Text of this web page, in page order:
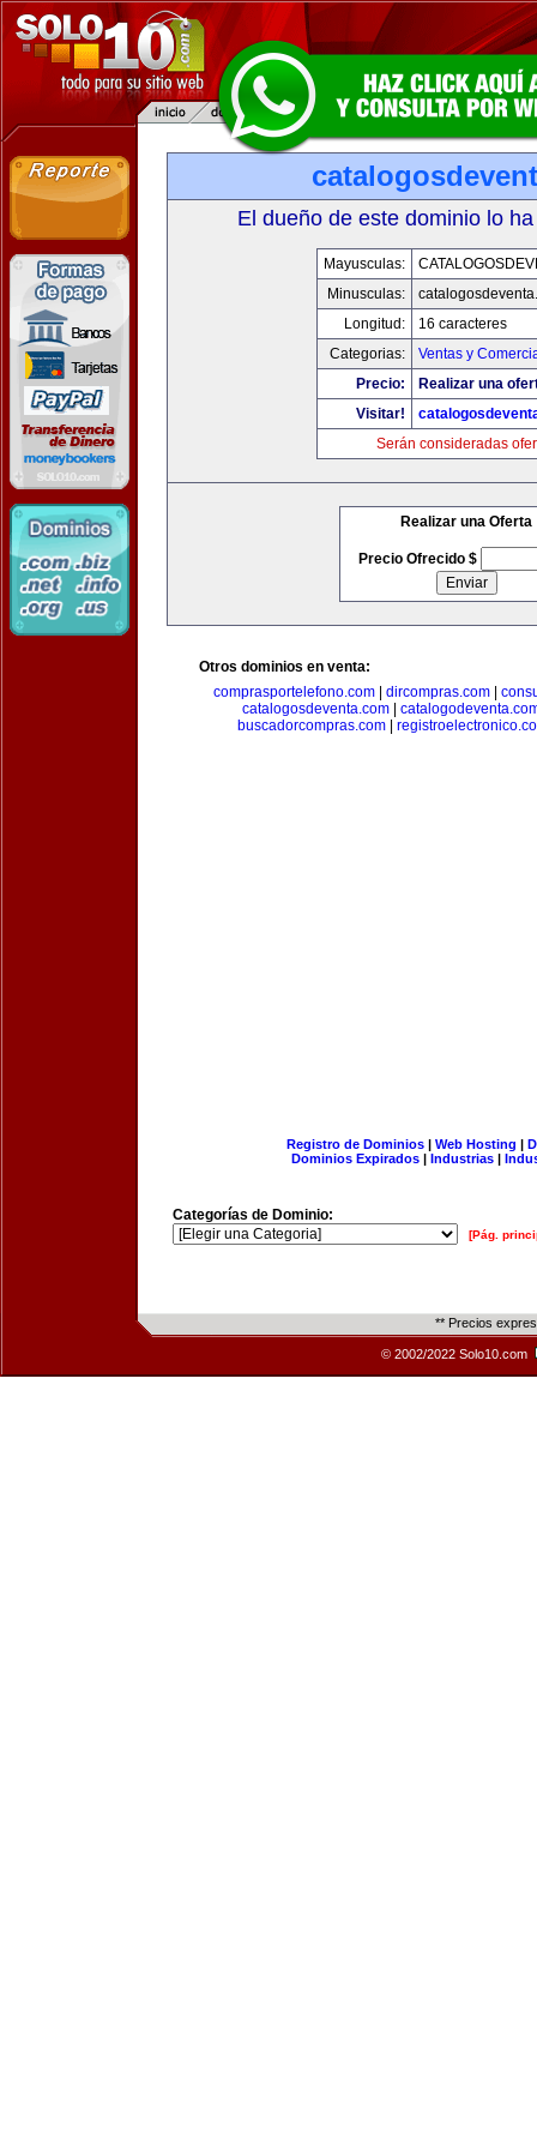
El dueño de este dominio lo
Mayusculas:
Minusculas:
Longitud:
16 caracteres
Categorias:
Ventas y
Precio:
Realizar una
Visitar!
Serán consideradas
Realizar una Oferta
Precio Ofrecido $
Otros dominios en venta:
comprasportelefono.com
dircompras.com
catalogosdeventa.com
buscadorcompras.com
Registro de Dominios| Web Hosting |
Dominios Expirados | Industrias |
Categorías de Dominio:
[Pág.
** Precios
© 2002/2022 Solo10.com